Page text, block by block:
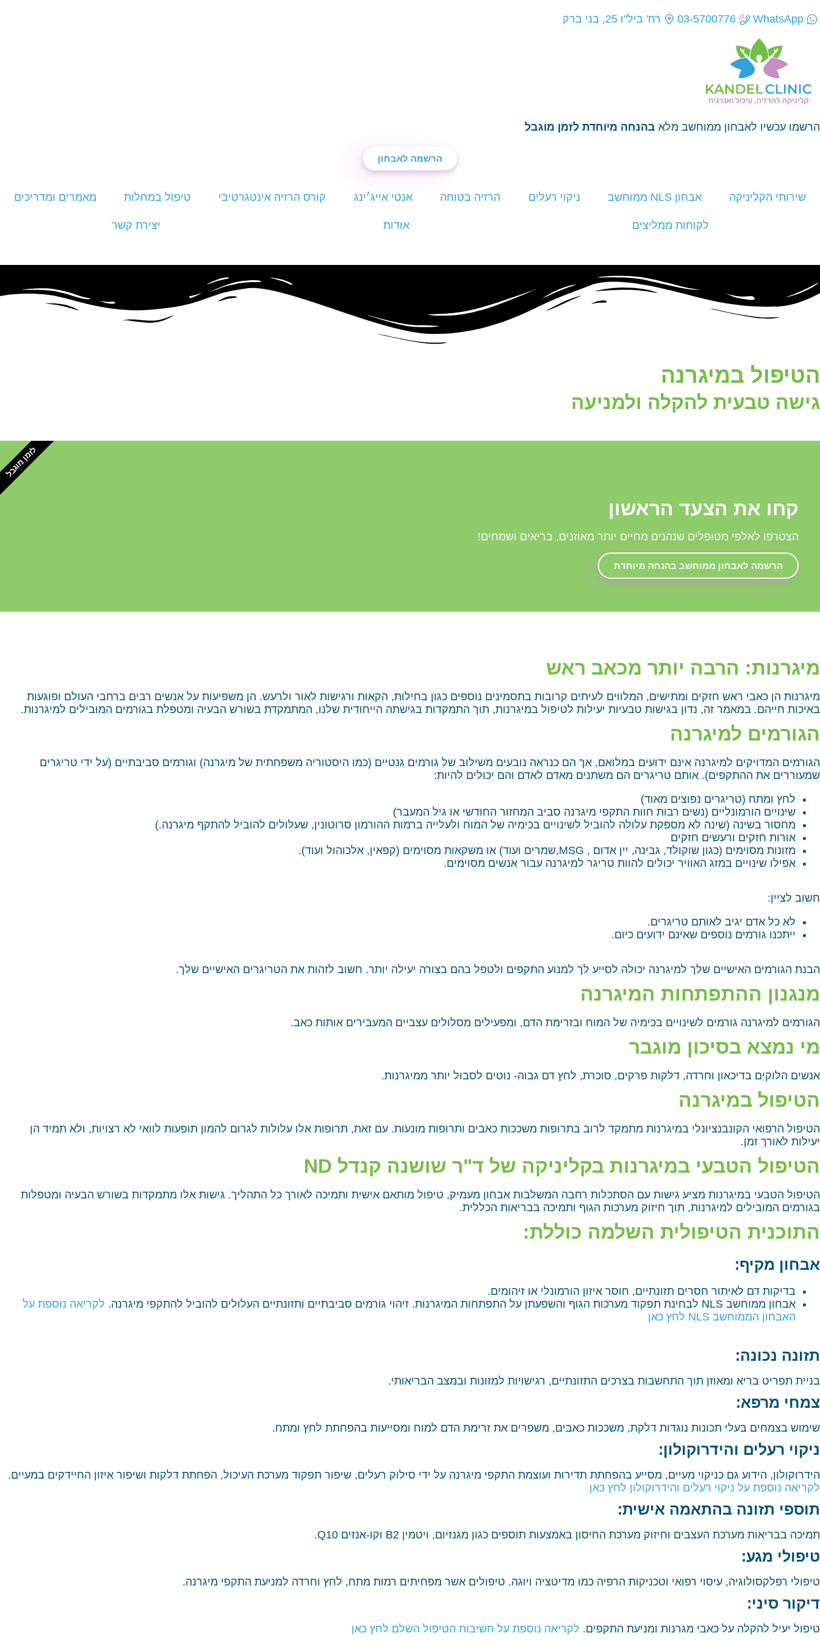
WhatsApp
03-5700776 רח' ביל"ו 25, בני ברק
הרשמו עכשיו לאבחון ממוחשב מלא בהנחה מיוחדת לזמן מוגבל
הרשמה לאבחון
שירותי הקליניקה אבחון NLS ממוחשב ניקוי רעלים הרזיה בטוחה אנטי אייג׳ינג קורס הרזיה אינטגרטיבי טיפול במחלות מאמרים ומדריכים
לקוחות ממליצים אודות יצירת קשר
הטיפול במיגרנה
גישה טבעית להקלה ולמניעה
קחו את הצעד הראשון
הצטרפו לאלפי מטופלים שנהנים מחיים יותר מאוזנים, בריאים ושמחים!
הרשמה לאבחון ממוחשב בהנחה מיוחדת
לזמן מוגבל
מיגרנות: הרבה יותר מכאב ראש
מיגרנות הן כאבי ראש חזקים ומתישים, המלווים לעיתים קרובות בתסמינים נוספים כגון בחילות, הקאות ורגישות לאור ולרעש. הן משפיעות על אנשים רבים ברחבי העולם ופוגעות
באיכות חייהם. במאמר זה, נדון בגישות טבעיות יעילות לטיפול במיגרנות, תוך התמקדות בגישתה הייחודית שלנו, המתמקדת בשורש הבעיה ומטפלת בגורמים המובילים למיגרנות.
הגורמים למיגרנה
הגורמים המדויקים למיגרנה אינם ידועים במלואם, אך הם כנראה נובעים משילוב של גורמים גנטיים (כמו היסטוריה משפחתית של מיגרנה) וגורמים סביבתיים (על ידי טריגרים
שמעוררים את ההתקפים). אותם טריגרים הם משתנים מאדם לאדם והם יכולים להיות:
לחץ ומתח (טריגרים נפוצים מאוד)
שינויים הורמונליים (נשים רבות חוות התקפי מיגרנה סביב המחזור החודשי או גיל המעבר)
מחסור בשינה (שינה לא מספקת עלולה להוביל לשינויים בכימיה של המוח ולעלייה ברמות ההורמון סרוטונין, שעלולים להוביל להתקף מיגרנה.)
אורות חזקים ורעשים חזקים
מזונות מסוימים (כגון שוקולד, גבינה, יין אדום , MSG,שמרים ועוד) או משקאות מסוימים (קפאין, אלכוהול ועוד).
אפילו שינויים במזג האוויר יכולים להוות טריגר למיגרנה עבור אנשים מסוימים.
חשוב לציין:
לא כל אדם יגיב לאותם טריגרים.
ייתכנו גורמים נוספים שאינם ידועים כיום.
הבנת הגורמים האישיים שלך למיגרנה יכולה לסייע לך למנוע התקפים ולטפל בהם בצורה יעילה יותר. חשוב לזהות את הטריגרים האישיים שלך.
מנגנון ההתפתחות המיגרנה
הגורמים למיגרנה גורמים לשינויים בכימיה של המוח ובזרימת הדם, ומפעילים מסלולים עצביים המעבירים אותות כאב.
מי נמצא בסיכון מוגבר
אנשים הלוקים בדיכאון וחרדה, דלקות פרקים, סוכרת, לחץ דם גבוה- נוטים לסבול יותר ממיגרנות.
הטיפול במיגרנה
הטיפול הרפואי הקונבנציונלי במיגרנות מתמקד לרוב בתרופות משככות כאבים ותרופות מונעות. עם זאת, תרופות אלו עלולות לגרום להמון תופעות לוואי לא רצויות, ולא תמיד הן
יעילות לאורך זמן.
הטיפול הטבעי במיגרנות בקליניקה של ד"ר שושנה קנדל ND
הטיפול הטבעי במיגרנות מציע גישות עם הסתכלות רחבה המשלבות אבחון מעמיק, טיפול מותאם אישית ותמיכה לאורך כל התהליך. גישות אלו מתמקדות בשורש הבעיה ומטפלות
בגורמים המובילים למיגרנות, תוך חיזוק מערכות הגוף ותמיכה בבריאות הכללית.
התוכנית הטיפולית השלמה כוללת:
אבחון מקיף:
בדיקות דם לאיתור חסרים תזונתיים, חוסר איזון הורמונלי או זיהומים.
אבחון ממוחשב NLS לבחינת תפקוד מערכות הגוף והשפעתן על התפתחות המיגרנות. זיהוי גורמים סביבתיים ותזונתיים העלולים להוביל להתקפי מיגרנה.
לקריאה נוספת על
האבחון הממוחשב NLS לחץ כאן
תזונה נכונה:
בניית תפריט בריא ומאוזן תוך התחשבות בצרכים התזונתיים, רגישויות למזונות ובמצב הבריאותי.
צמחי מרפא:
שימוש בצמחים בעלי תכונות נוגדות דלקת, משככות כאבים, משפרים את זרימת הדם למוח ומסייעות בהפחתת לחץ ומתח.
ניקוי רעלים והידרוקולון:
הידרוקולון, הידוע גם כניקוי מעיים, מסייע בהפחתת תדירות ועוצמת התקפי מיגרנה על ידי סילוק רעלים, שיפור תפקוד מערכת העיכול, הפחתת דלקות ושיפור איזון החיידקים במעיים.
לקריאה נוספת על ניקוי רעלים והידרוקולון לחץ כאן
תוספי תזונה בהתאמה אישית:
תמיכה בבריאות מערכת העצבים וחיזוק מערכת החיסון באמצעות תוספים כגון מגנזיום, ויטמין B2 וקו-אנזים Q10.
טיפולי מגע:
טיפולי רפלקסולוגיה, עיסוי רפואי וטכניקות הרפיה כמו מדיטציה ויוגה. טיפולים אשר מפחיתים רמות מתח, לחץ וחרדה למניעת התקפי מיגרנה.
דיקור סיני:
טיפול יעיל להקלה על כאבי מגרנות ומניעת התקפים. לקריאה נוספת על חשיבות הטיפול השלם לחץ כאן